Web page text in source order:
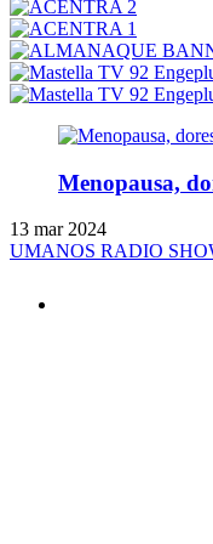
Menopausa,
13 mar 2024
UMANOS RADIO